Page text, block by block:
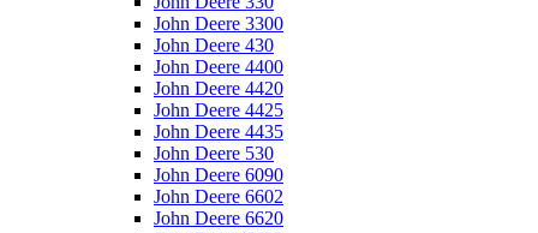
John Deere 3300
John Deere 430
John Deere 4400
John Deere 4420
John Deere 4425
John Deere 4435
John Deere 530
John Deere 6090
John Deere 6602
John Deere 6620